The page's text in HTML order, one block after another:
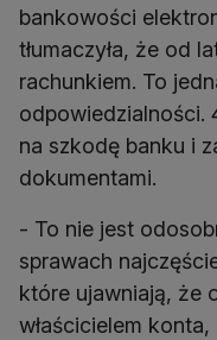
bankowości
tłumaczyła, że od
rachunkiem. To
odpowiedzialności.
na szkodę banku i
dokumentami.
- To nie jest
sprawach
które ujawniają, że
właścicielem